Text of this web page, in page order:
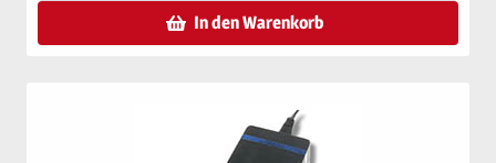
In den Warenkorb